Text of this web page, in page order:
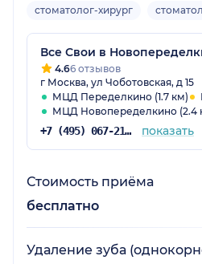
стоматолог-хирург
Все Свои в
4.66 отзывов
г Москва, ул Чоботовская, д 15
МЦД Переделкино (1.7 км)
МЦД Новопеределкино (2.4
+7 (495) 067-21-25 показать
Стоимость приёма
бесплатно
Удаление зуба